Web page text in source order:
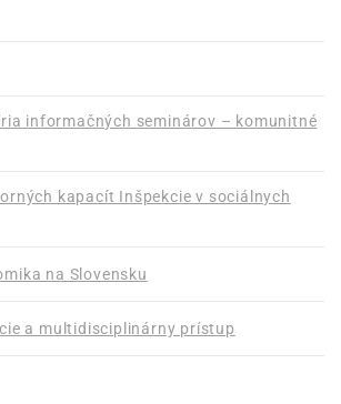
informačných seminárov – komunitné
kapacít Inšpekcie v sociálnych
na Slovensku
a multidisciplinárny prístup